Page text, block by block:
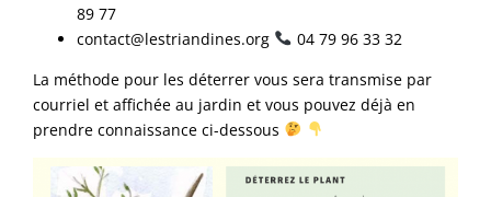
89 77
contact@lestriandines.org
04 79 96 33 32
La méthode pour les déterrer vous sera transmise par
courriel et affichée au jardin et vous pouvez déjà en
prendre connaissance ci-dessous